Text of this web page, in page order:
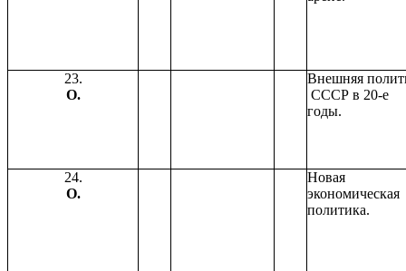
23.
О.
Внешняя
СССР в 20-е
годы.
24.
О.
Новая
экономическая
политика.